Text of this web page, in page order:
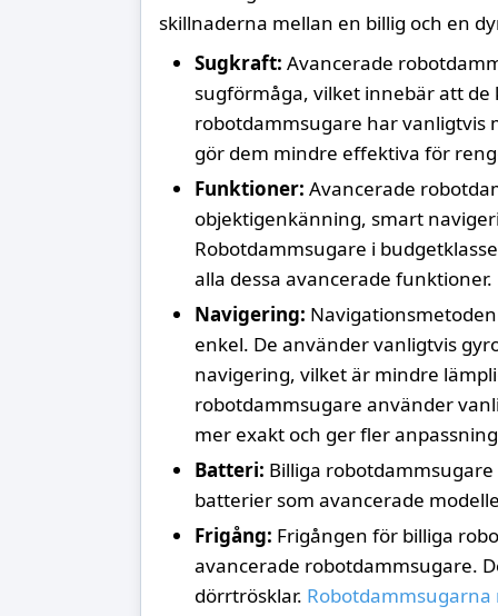
skillnaderna mellan en billig och en
Sugkraft: Avancerade
sugförmåga, vilket innebär att de
robotdammsugare har vanligtvis
gör dem mindre effektiva för
Funktioner: Avancerade
objektigenkänning, smart
Robotdammsugare i
alla dessa avancerade funktioner.
Navigering:
enkel. De använder vanligtvis
navigering, vilket är mindre
robotdammsugare använder
mer exakt och ger fler
Batteri: Billiga
batterier som avancerade
Frigång: Frigången för billiga
avancerade robotdammsugare.
dörrtrösklar.